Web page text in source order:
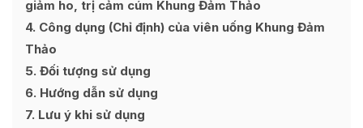
giảm ho, trị cảm cúm Khung Đảm Thảo
4 Công dụng (Chỉ định) của viên uống Khung Đảm
Thảo
5 Đối tượng sử dụng
6 Hướng dẫn sử dụng
7 Lưu ý khi sử dụng